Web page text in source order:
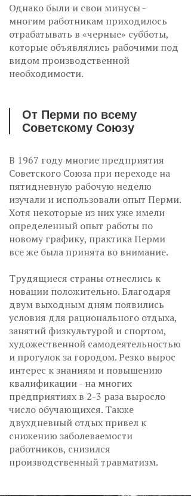
Однако были и свои минусы -
многим работникам приходилось
отрабатывать в «черные» субботы,
которые объявлялись рабочими под
видом производственной
необходимости.
От Перми по всему
Советскому Союзу
В 1967 году многие предприятия
Советского Союза при переходе на
пятидневную рабочую неделю
изучали и использовали опыт Перми.
Хотя некоторые из них уже имели
определенный опыт работы по
новому графику, практика Перми
все же была принята во внимание.
Трудящиеся страны отнеслись к
новации положительно. Благодаря
двум выходным дням появились
условия для рационального отдыха,
занятий физкультурой и спортом,
художественной самодеятельностью
и прогулок за городом. Резко вырос
интерес к знаниям и повышению
квалификации - на многих
предприятиях в 2-3 раза выросло
число обучающихся. Также
двухдневный отдых привел к
снижению заболеваемости
работников, снизился
производственный травматизм.